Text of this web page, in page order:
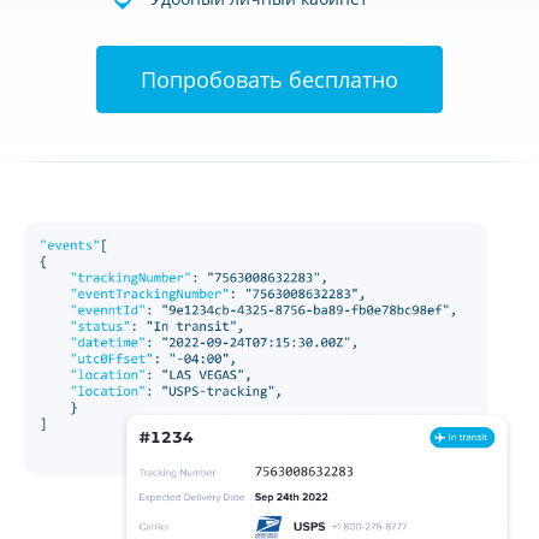
Попробовать бесплатно